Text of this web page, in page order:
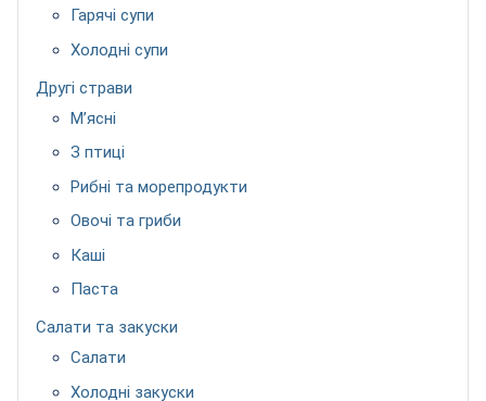
Гарячі супи
Холодні супи
Другі страви
М’ясні
З птиці
Рибні та морепродукти
Овочі та гриби
Каші
Паста
Салати та закуски
Салати
Холодні закуски